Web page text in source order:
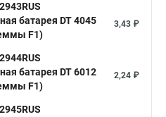
батарея DT 4045
F1)
3,43 ₽
батарея DT 6012
F1)
2,24 ₽